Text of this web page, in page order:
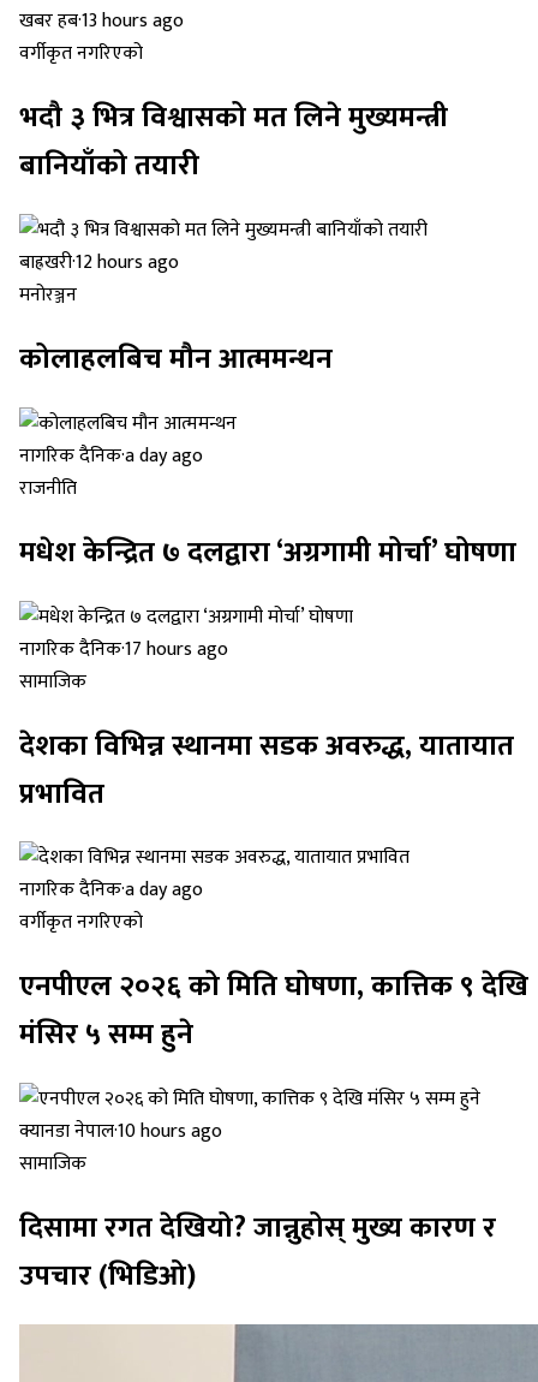
खबर हब·13 hours ago
वर्गीकृत नगरिएको
भदौ ३ भित्र विश्वासको मत लिने मुख्यमन्त्री
बानियाँको तयारी
बाह्रखरी·12 hours ago
मनोरञ्जन
कोलाहलबिच मौन आत्ममन्थन
नागरिक दैनिक·a day ago
राजनीति
मधेश केन्द्रित ७ दलद्वारा ‘अग्रगामी मोर्चा’ घोषणा
नागरिक दैनिक·17 hours ago
सामाजिक
देशका विभिन्न स्थानमा सडक अवरुद्ध, यातायात
प्रभावित
नागरिक दैनिक·a day ago
वर्गीकृत नगरिएको
एनपीएल २०२६ को मिति घोषणा, कात्तिक ९ देखि
मंसिर ५ सम्म हुने
क्यानडा नेपाल·10 hours ago
सामाजिक
दिसामा रगत देखियो? जान्नुहोस् मुख्य कारण र
उपचार (भिडिओ)